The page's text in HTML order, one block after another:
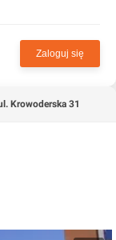
Zaloguj się
Krowoderska 31